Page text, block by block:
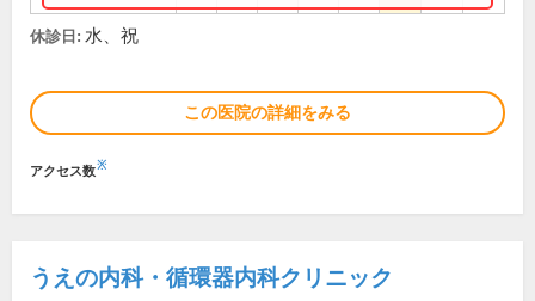
休診日: 水、祝
この医院の詳細をみる
アクセス数※
うえの内科・循環器内科クリニック